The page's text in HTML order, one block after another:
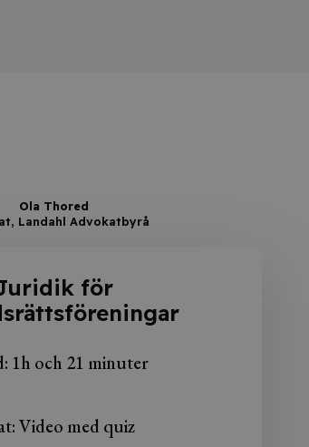
Ola Thored
Landahl Advokatbyrå
för
1h och 21 minuter
Video med quiz